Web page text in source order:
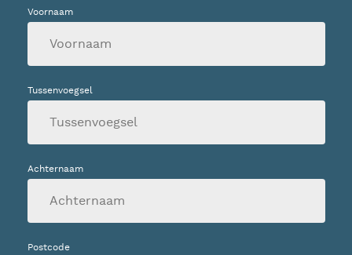
Voornaam
Tussenvoegsel
Achternaam
Postcode